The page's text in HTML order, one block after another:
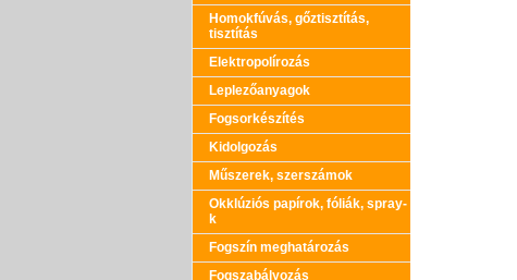
Homokfúvás, gőztisztítás,
tisztítás
Elektropolírozás
Leplezőanyagok
Fogsorkészítés
Kidolgozás
Műszerek, szerszámok
Okklúziós papírok, fóliák, spray-
k
Fogszín meghatározás
Fogszabályozás